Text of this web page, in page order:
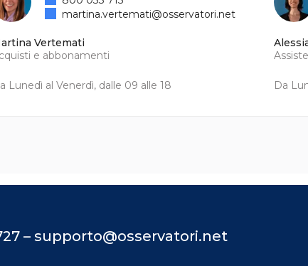
Vertemati
e abbonamenti
Lunedì al Venerdì, dalle 09 alle 18
martina.vertemati@osservatori.net
Da
– supporto@osservatori.net